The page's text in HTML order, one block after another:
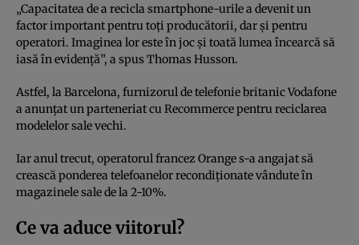
„Capacitatea de a recicla smartphone-urile a devenit un
factor important pentru toți producătorii, dar și pentru
operatori. Imaginea lor este în joc și toată lumea încearcă să
iasă în evidență”, a spus Thomas Husson.
Astfel, la Barcelona, furnizorul de telefonie britanic Vodafone
a anunțat un parteneriat cu Recommerce pentru reciclarea
modelelor sale vechi.
Iar anul trecut, operatorul francez Orange s-a angajat să
crească ponderea telefoanelor recondiționate vândute în
magazinele sale de la 2-10%.
Ce va aduce viitorul?